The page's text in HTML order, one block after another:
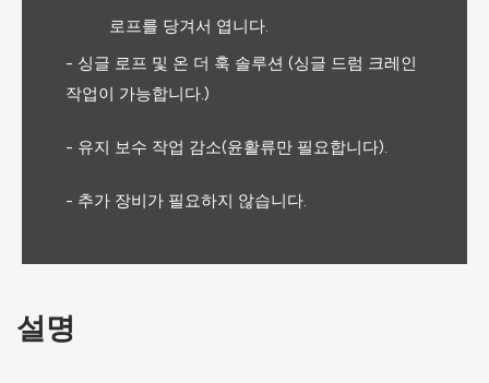
로프를 당겨서 엽니다.
- 싱글 로프 및 온 더 훅 솔루션 (싱글 드럼 크레인
작업이 가능합니다.)
- 유지 보수 작업 감소(윤활류만 필요합니다).
- 추가 장비가 필요하지 않습니다.
설명